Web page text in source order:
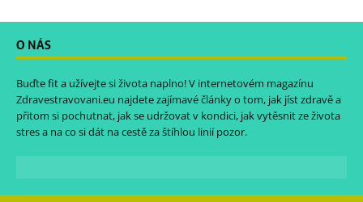
O NÁS
Buďte fit a užívejte si života naplno! V internetovém magazínu
Zdravestravovani.eu najdete zajímavé články o tom, jak jíst zdravě a
přitom si pochutnat, jak se udržovat v kondici, jak vytěsnit ze života
stres a na co si dát na cestě za štíhlou linií pozor.